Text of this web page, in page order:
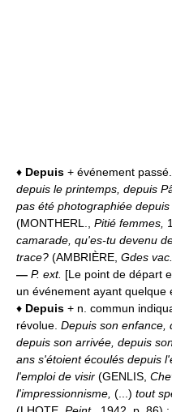
♦ Depuis + événement passé.
depuis le printemps, depuis
pas été photographiée
(MONTHERL., Pitié femmes,
camarade, qu'es-tu devenu
trace? (AMBRIÈRE, Gdes vac.,
— P. ext. [Le point de départ
un événement ayant quelque
♦ Depuis + n. commun
révolue. Depuis son enfance,
depuis son arrivée, depuis
ans s'étoient écoulés depuis
l'emploi de visir (GENLIS,
l'impressionnisme, (...) tout